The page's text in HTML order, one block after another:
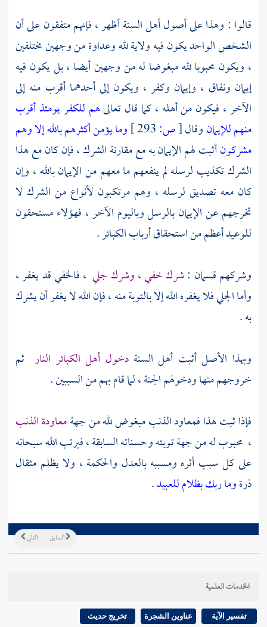
قالوا : وهذا على أصول أهل السنة أظهر ، فإنهم متفقون على أن
الشخص الواحد يكون فيه ولاية لله وعداوة من وجهين مختلفين
، ويكون محبوبا لله مبغوضا له من وجهين أيضا ، بل يكون فيه
إيمان ونفاق ، وإيمان وكفر ، ويكون إلى أحدهما أقرب منه إلى
الآخر ، فيكون من أهله ، كما قال تعالىهم للكفر يومئذ أقرب
منهم للإيمانوقال[ص:
وما يؤمن أكثرهم بالله إلا وهم
مشركونأثبت لهم الإيمان به مع مقارنة الشرك ، فإن كان مع هذا
الشرك تكذيب لرسله لم ينفعهم ما معهم من الإيمان بالله ، وإن
كان معه تصديق لرسله ، وهم مرتكبون لأنواع من الشرك لا
تخرجهم عن الإيمان بالرسل وباليوم الآخر ، فهؤلاء مستحقون
للوعيد أعظم من استحقاق أرباب الكبائر .
وشركهم قسمان :شرك خفي ، وشرك جلي ، فالخفي قد يغفر ،
وأما الجلي فلا يغفره الله إلا بالتوبة منه ، فإن الله لا يغفر أن يشرك
به .
وبهذا الأصل أثبت أهل السنةدخول أهل الكبائر النار ثم
خروجهم منها ودخولهم الجنة ، لما قام بهم من السببين .
فإذا ثبت هذا فمعاود الذنب مبغوض لله من جهةمعاودة الذنب
، محبوب له من جهة توبته وحسناته السابقة ، فيرتب الله سبحانه
على كل سبب أثره ومسببه بالعدل والحكمة ، ولا يظلم مثقال
ذرةوما ربك بظلام للعبيد.
التالي السابق
الخدمات العلمية
تفسير الآية عناوين الشجرة تخريج حديث